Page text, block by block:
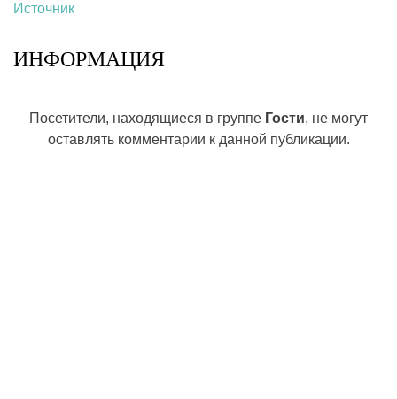
Источник
ИНФОРМАЦИЯ
Посетители, находящиеся в группе Гости, не могут
оставлять комментарии к данной публикации.